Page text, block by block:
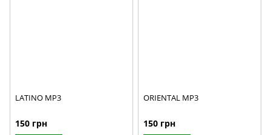
LATINO MP3
150 грн
ORIENTAL MP3
150 грн